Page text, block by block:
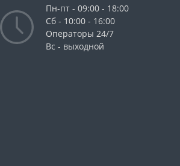
Пн-пт - 09:00 - 18:00
Сб - 10:00 - 16:00
Операторы 24/7
Вс - выходной